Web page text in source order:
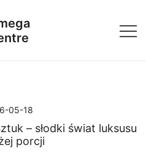
05-18
– słodki świat luksusu
porcji